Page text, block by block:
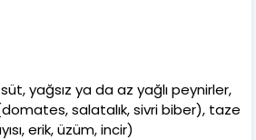
yağsız ya da az yağlı peynirler,
salatalık, sivri biber), taze
erik, üzüm, incir)